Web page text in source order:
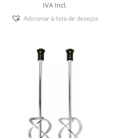
IVA Incl.
Adicionar á lista de desejos